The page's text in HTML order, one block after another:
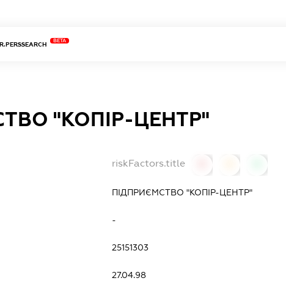
BETA
"КОПІР-ЦЕНТР"
riskFactors.title
ПІДПРИЄМСТВО "КОПІР-ЦЕНТР"
-
25151303
27.04.98